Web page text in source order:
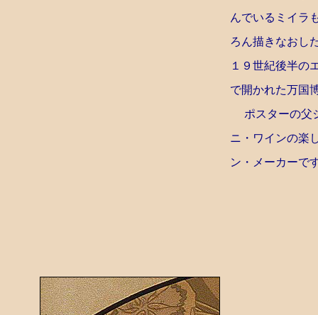
んでいるミイラ
ろん描きなおし
１９世紀後半の
で開かれた万国
ポスターの父
ニ・ワインの楽
ン・メーカーで